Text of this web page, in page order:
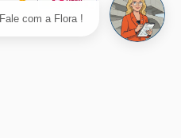
Fale com a Flora !